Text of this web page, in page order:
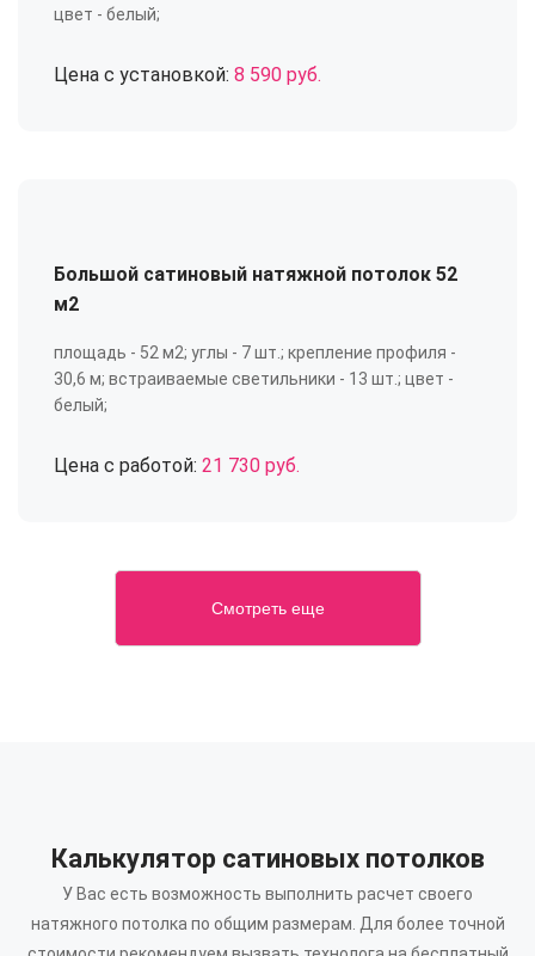
цвет - белый;
Цена с установкой: 8 590 руб.
Большой сатиновый натяжной потолок 52
м2
площадь - 52 м2; углы - 7 шт.; крепление профиля -
30,6 м; встраиваемые светильники - 13 шт.; цвет -
белый;
Цена с работой: 21 730 руб.
Смотреть еще
Калькулятор сатиновых потолков
У Вас есть возможность выполнить расчет своего
натяжного потолка по общим размерам. Для более точной